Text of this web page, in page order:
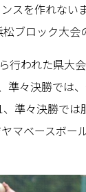
スを作れな
ブロック大会
行われた県大
準々決勝では
準々決勝で
マベースボ